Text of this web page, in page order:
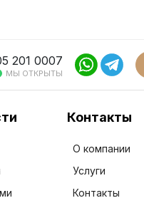
201 0007
МЫ ОТКРЫТЫ
Контакты
О компании
Услуги
Контакты